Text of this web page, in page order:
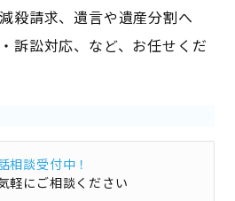
殺請求、遺言や遺産分割へ
訴訟対応、など、お任せくだ
相談受付中！
軽にご相談ください